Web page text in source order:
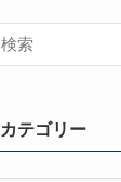
カテゴリー